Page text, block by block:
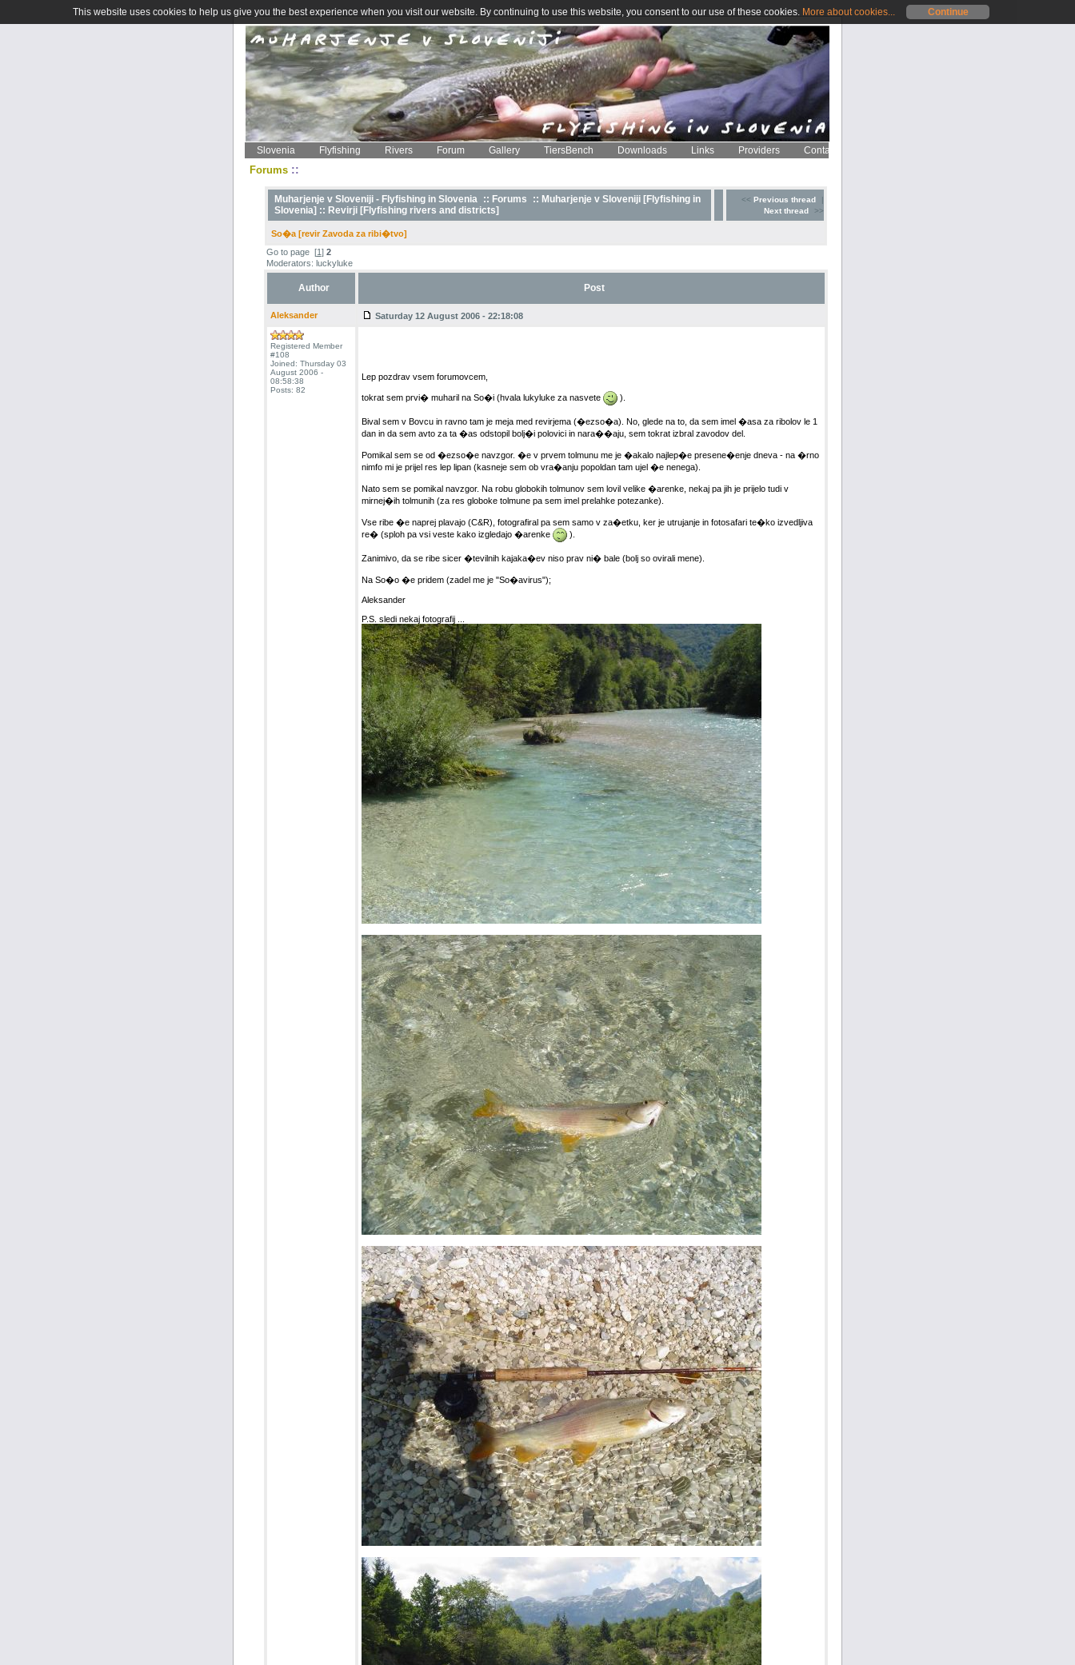
Slovenia Flyfishing Rivers Forum Gallery TiersBench Downloads Links Providers Contact
Forums ::
Muharjenje v Sloveniji - Flyfishing in Slovenia :: Forums
:: Muharjenje v Sloveniji [Flyfishing in
Slovenia] :: Revirji [Flyfishing rivers and districts]
<< Previous thread
|
Next thread
>>
So�a [revir Zavoda za ribi�tvo]
Go to page [1] 2
Moderators: luckyluke
Author Post
Aleksander Saturday 12 August 2006 - 22:18:08
Registered Member
#108
Joined: Thursday 03
August 2006 -
08:58:38
Posts: 82
Lep pozdrav vsem forumovcem,
tokrat sem prvi� muharil na So�i (hvala lukyluke za nasvete ).
Bival sem v Bovcu in ravno tam je meja med revirjema (�ezso�a). No, glede na to, da sem imel �asa za ribolov le 1
dan in da sem avto za ta �as odstopil bolj�i polovici in nara��aju, sem tokrat izbral zavodov del.
Pomikal sem se od �ezso�e navzgor. �e v prvem tolmunu me je �akalo najlep�e presene�enje dneva - na �rno
nimfo mi je prijel res lep lipan (kasneje sem ob vra�anju popoldan tam ujel �e nenega).
Nato sem se pomikal navzgor. Na robu globokih tolmunov sem lovil velike �arenke, nekaj pa jih je prijelo tudi v
mirnej�ih tolmunih (za res globoke tolmune pa sem imel prelahke potezanke).
Vse ribe �e naprej plavajo (C&R), fotografiral pa sem samo v za�etku, ker je utrujanje in fotosafari te�ko izvedljiva
re� (sploh pa vsi veste kako izgledajo �arenke
).
Zanimivo, da se ribe sicer �tevilnih kajaka�ev niso prav ni� bale (bolj so ovirali mene).
Na So�o �e pridem (zadel me je "So�avirus");
Aleksander
P.S. sledi nekaj fotografij ...
This website uses cookies to help us give you the best experience when you visit our website. By continuing to use this website, you consent to our use of these cookies. More about cookies... Continue